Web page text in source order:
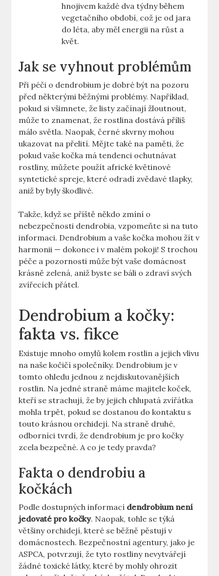
hnojivem každé dva týdny během
vegetačního období, což je od jara
do léta, aby měl energii na růst a
květ.
Jak se vyhnout problémům
Při péči o dendrobium je dobré být na pozoru
před některými běžnými problémy. Například,
pokud si všimnete, že listy začínají žloutnout,
může to znamenat, že rostlina dostává příliš
málo světla. Naopak, černé skvrny mohou
ukazovat na přelití. Mějte také na paměti, že
pokud vaše kočka má tendenci ochutnávat
rostliny, můžete použít africké květinové
syntetické spreje, které odradí zvědavé tlapky,
aniž by byly škodlivé.
Takže, když se příště někdo zmíní o
nebezpečnosti dendrobia, vzpomeňte si na tuto
informaci. Dendrobium a vaše kočka mohou žít v
harmonii — dokonce i v malém pokoji! S trochou
péče a pozornosti může být vaše domácnost
krásně zelená, aniž byste se báli o zdraví svých
zvířecích přátel.
Dendrobium a kočky:
fakta vs. fikce
Existuje mnoho omylů kolem rostlin a jejich vlivu
na naše kočičí společníky. Dendrobium je v
tomto ohledu jednou z nejdiskutovanějších
rostlin. Na jedné straně máme majitele koček,
kteří se strachují, že by jejich chlupatá zvířátka
mohla trpět, pokud se dostanou do kontaktu s
touto krásnou orchidejí. Na straně druhé,
odborníci tvrdí, že dendrobium je pro kočky
zcela bezpečné. A co je tedy pravda?
Fakta o dendrobiu a
kočkách
Podle dostupných informací dendrobium není
jedovaté pro kočky. Naopak, tohle se týká
většiny orchidejí, které se běžně pěstují v
domácnostech. Bezpečnostní agentury, jako je
ASPCA, potvrzují, že tyto rostliny nevytvářejí
žádné toxické látky, které by mohly ohrozit